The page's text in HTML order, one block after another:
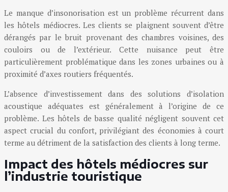
Le manque d’insonorisation est un problème récurrent dans
les hôtels médiocres. Les clients se plaignent souvent d’être
dérangés par le bruit provenant des chambres voisines, des
couloirs ou de l’extérieur. Cette nuisance peut être
particulièrement problématique dans les zones urbaines ou à
proximité d’axes routiers fréquentés.
L’absence d’investissement dans des solutions d’isolation
acoustique adéquates est généralement à l’origine de ce
problème. Les hôtels de basse qualité négligent souvent cet
aspect crucial du confort, privilégiant des économies à court
terme au détriment de la satisfaction des clients à long terme.
Impact des hôtels médiocres sur
l’industrie touristique